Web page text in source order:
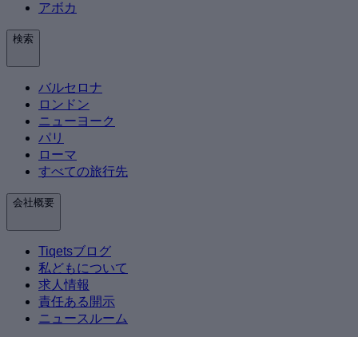
アボカ
検索
バルセロナ
ロンドン
ニューヨーク
パリ
ローマ
すべての旅行先
会社概要
Tiqetsブログ
私どもについて
求人情報
責任ある開示
ニュースルーム